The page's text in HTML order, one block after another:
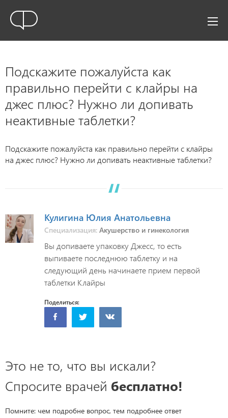
Подскажите пожалуйста как
правильно перейти с клайры на
джес плюс? Нужно ли допивать
неактивные таблетки?
Подскажите пожалуйста как правильно перейти с клайры
на джес плюс? Нужно ли допивать неактивные таблетки?
Кулигина Юлия Анатольевна
Специализация: Акушерство и гинекология
Вы допиваете упаковку Джесс, то есть
выпиваете последнюю таблетку и на
следующий день начинаете прием первой
таблетки Клайры
Поделиться:
Это не то, что вы искали?
Спросите врачей бесплатно!
Помните: чем подробне вопрос, тем подробнее ответ